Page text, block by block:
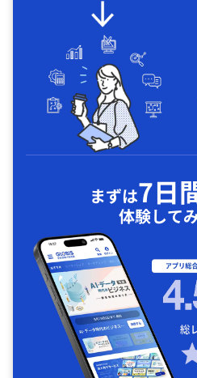
まずは7日
体験して